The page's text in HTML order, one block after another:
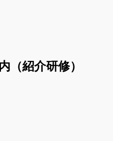
（紹介研修）